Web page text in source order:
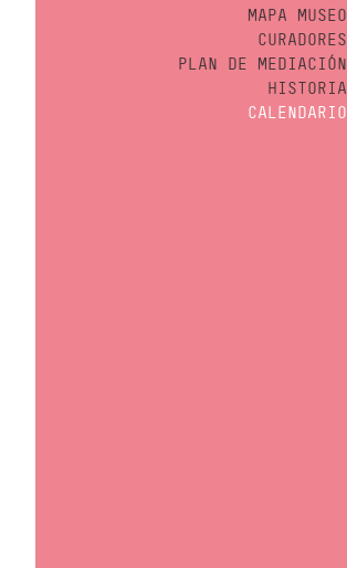
MAPA MUSEO
CURADORES
PLAN DE MEDIACIÓN
HISTORIA
CALENDARIO